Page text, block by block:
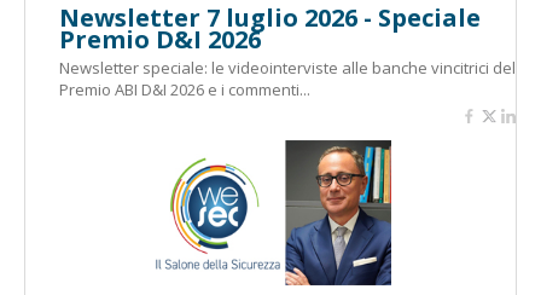
Newsletter 7 luglio 2026 - Speciale
Premio D&I 2026
Newsletter speciale: le videointerviste alle banche vincitrici del
Premio ABI D&I 2026 e i commenti...